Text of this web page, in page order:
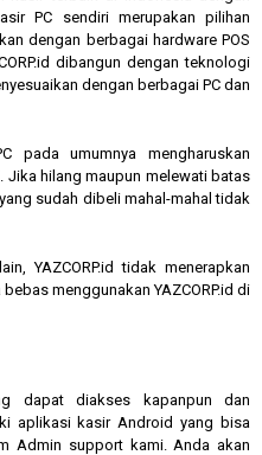
PC sendiri merupakan pilihan
dengan berbagai hardware POS
dibangun dengan teknologi
dengan berbagai PC dan
pada umumnya mengharuskan
Jika hilang maupun melewati batas
sudah dibeli mahal-mahal tidak
YAZCORP.id tidak menerapkan
menggunakan YAZCORP.id di
dapat diakses kapanpun dan
aplikasi kasir Android yang bisa
Admin support kami. Anda akan